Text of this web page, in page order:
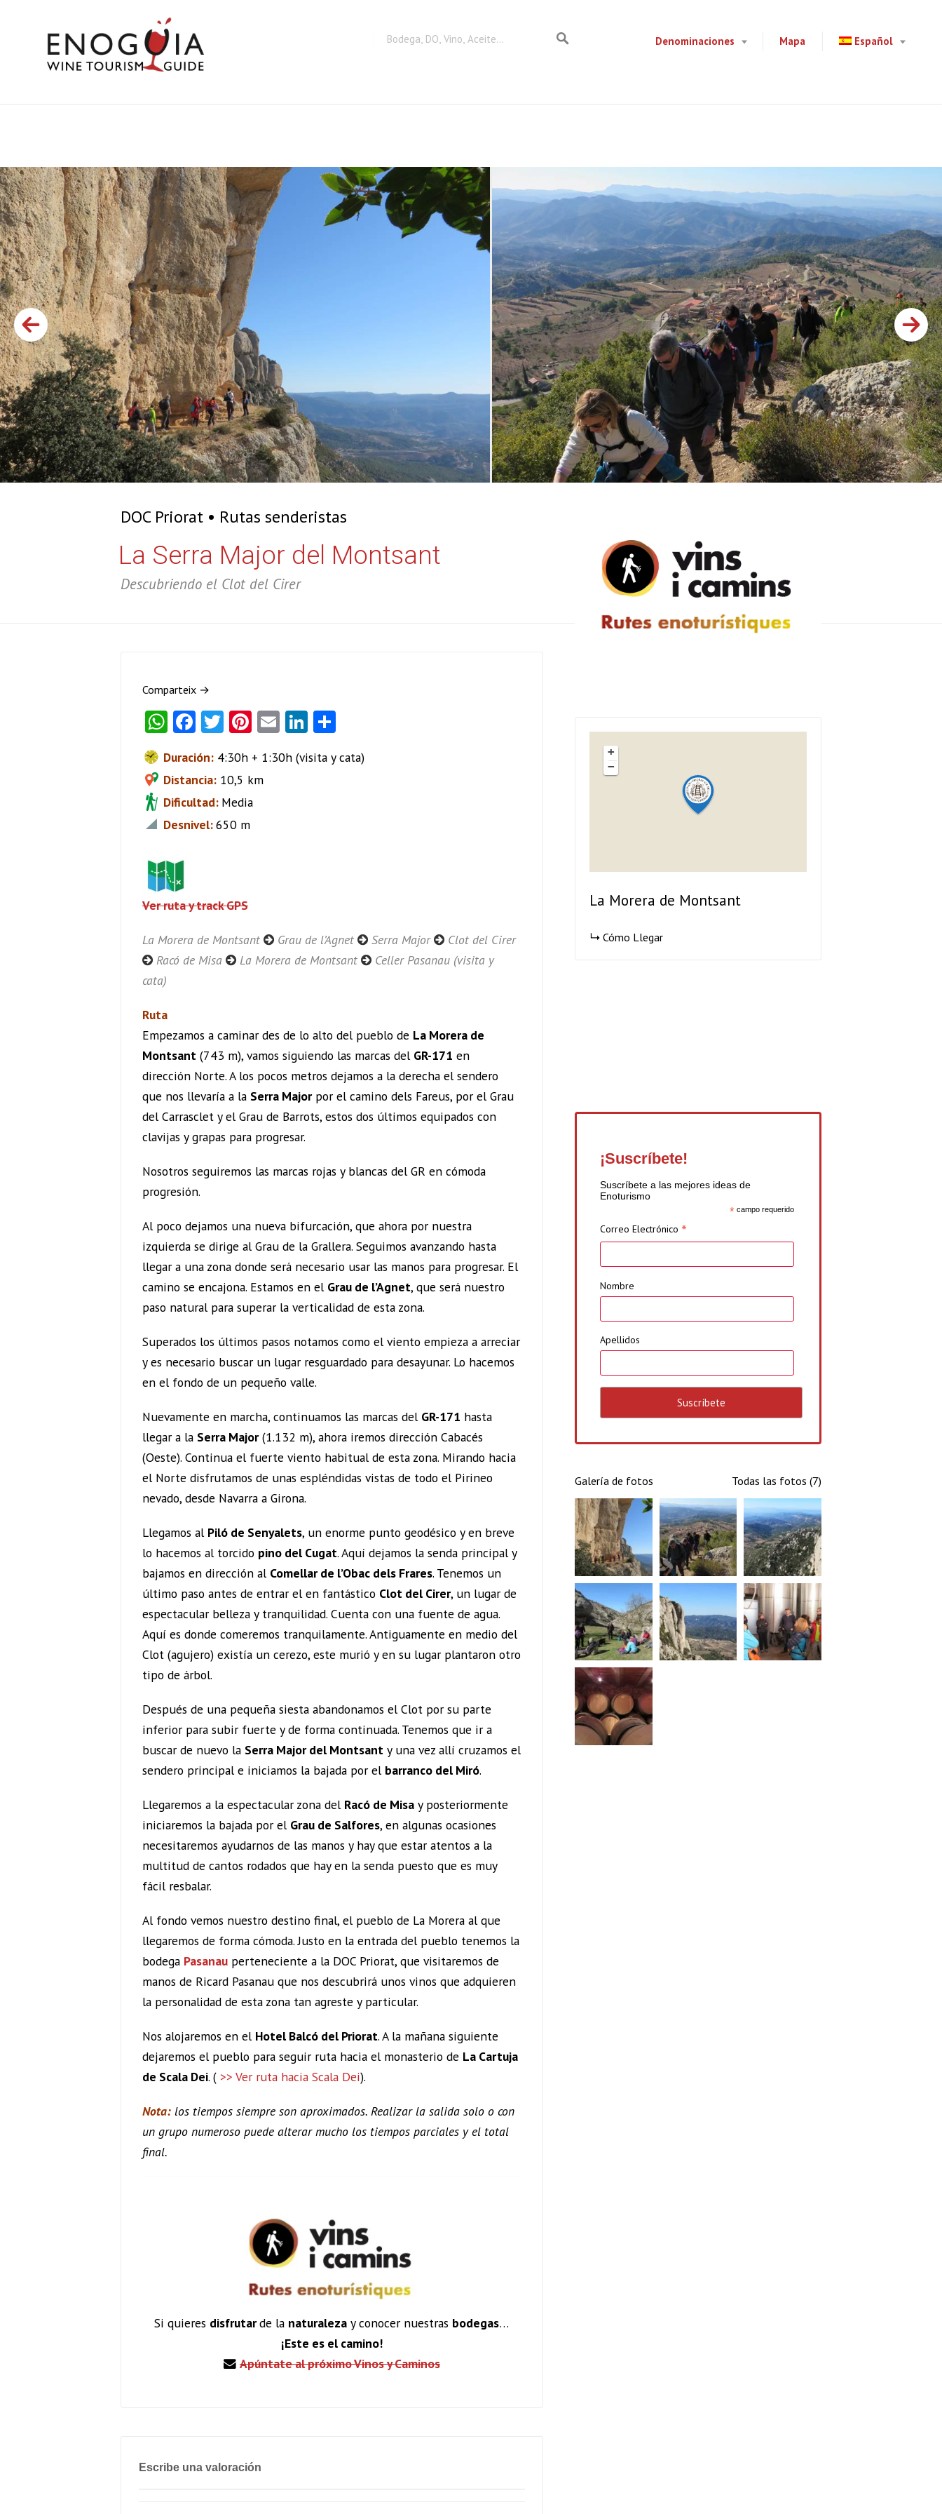
Denominaciones Mapa Español
DOC Priorat Rutas senderistas
La Serra Major del Montsant
Descubriendo el Clot del Cirer
Comparteix →
W
ts
A
p
p
Fa
b
o
o
k
T
itt
er
Pi
er
es
t
E
ai
Li
e re
Duración: 4:30h + 1:30h (visita y cata)
Distancia: 10,5 km
Dificultad: Media
Desnivel:650 m
Ver ruta y track GPS
La Morera de Montsant Grau de l’Agnet Serra Major
Clot del Cirer
Racó de Misa
La Morera de Montsant
Celler Pasanau (visita y
cata)
Ruta
Empezamos a caminar des de lo alto del pueblo de La Morera de
Montsant (743 m), vamos siguiendo las marcas del GR-171 en
dirección Norte. A los pocos metros dejamos a la derecha el sendero
que nos llevaría a la Serra Majorpor el camino dels Fareus, por el Grau
del Carrasclet y el Grau de Barrots, estos dos últimos equipados con
clavijas y grapas para progresar.
Nosotros seguiremos las marcas rojas y blancas del GR en cómoda
progresión.
Al poco dejamos una nueva bifurcación, que ahora por nuestra
izquierda se dirige al Grau de la Grallera. Seguimos avanzando hasta
llegar a una zona donde será necesario usar las manos para progresar. El
camino se encajona. Estamos en el Grau de l’Agnet, que será nuestro
paso natural para superar la verticalidad de esta zona.
Superados los últimos pasos notamos como el viento empieza a arreciar
y es necesario buscar un lugar resguardado para desayunar. Lo hacemos
en el fondo de un pequeño valle.
Nuevamente en marcha, continuamos las marcas del GR-171 hasta
llegar a la Serra Major(1.132 m), ahora iremos dirección Cabacés
(Oeste). Continua el fuerte viento habitual de esta zona. Mirando hacia
el Norte disfrutamos de unas espléndidas vistas de todo el Pirineo
nevado, desde Navarra a Girona.
Llegamos al Piló de Senyalets, un enorme punto geodésico y en breve
lo hacemos al torcido pino del Cugat. Aquí dejamos la senda principal y
bajamos en dirección al Comellar de l’Obac dels Frares. Tenemos un
último paso antes de entrar el en fantástico Clot del Cirer, un lugar de
espectacular belleza y tranquilidad. Cuenta con una fuente de agua.
Aquí es donde comeremos tranquilamente. Antiguamente en medio del
Clot (agujero) existía un cerezo, este murió y en su lugar plantaron otro
tipo de árbol.
Después de una pequeña siesta abandonamos el Clot por su parte
inferior para subir fuerte y de forma continuada. Tenemos que ir a
buscar de nuevo la Serra Major del Montsant y una vez allí cruzamos el
sendero principal e iniciamos la bajada por el barranco del Miró.
Llegaremos a la espectacular zona del Racó de Misa y posteriormente
iniciaremos la bajada por el Grau de Salfores, en algunas ocasiones
necesitaremos ayudarnos de las manos y hay que estar atentos a la
multitud de cantos rodados que hay en la senda puesto que es muy
fácil resbalar.
Al fondo vemos nuestro destino final, el pueblo de La Morera al que
llegaremos de forma cómoda. Justo en la entrada del pueblo tenemos la
bodega Pasanau perteneciente a la DOC Priorat, que visitaremos de
manos de Ricard Pasanau que nos descubrirá unos vinos que adquieren
la personalidad de esta zona tan agreste y particular.
Nos alojaremos en el Hotel Balcó del Priorat. A la mañana siguiente
dejaremos el pueblo para seguir ruta hacia el monasterio de La Cartuja
de Scala Dei. ( >> Ver ruta hacia Scala Dei).
Nota: los tiempos siempre son aproximados. Realizar la salida solo o con
un grupo numeroso puede alterar mucho los tiempos parciales y el total
final.
Si quieres disfrutarde la naturaleza y conocer nuestras bodegas…
¡Este es el camino!
Apúntate al próximo Vinos y Caminos
Escribe una valoración
+
−
La Morera de Montsant
Cómo Llegar
¡Suscríbete!
Suscríbete a las mejores ideas de
Enoturismo
* campo requerido
Correo Electrónico *
Nombre
Apellidos
Galería de fotos Todas las fotos (7)